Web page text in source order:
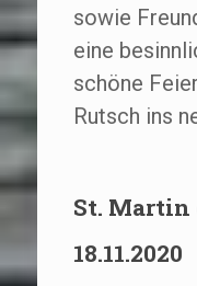
sowie
eine
schöne
Rutsch ins
St. Martin
18.11.2020